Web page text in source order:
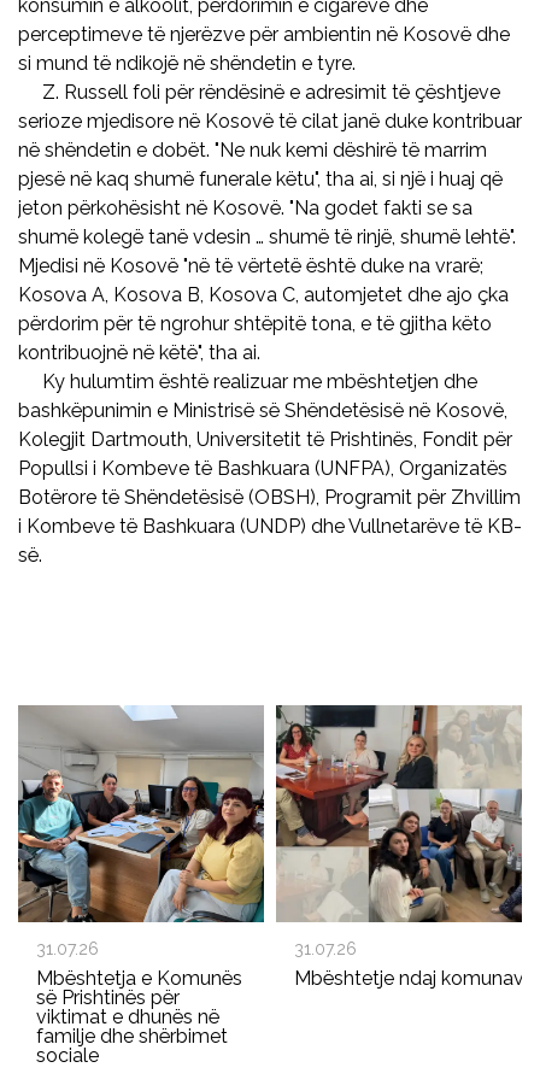
konsumin e alkoolit, përdorimin e cigareve dhe
perceptimeve të njerëzve për ambientin në Kosovë dhe
si mund të ndikojë në shëndetin e tyre.
Z. Russell foli për rëndësinë e adresimit të çështjeve
serioze mjedisore në Kosovë të cilat janë duke kontribuar
në shëndetin e dobët. "Ne nuk kemi dëshirë të marrim
pjesë në kaq shumë funerale këtu", tha ai, si një i huaj që
jeton përkohësisht në Kosovë. "Na godet fakti se sa
shumë kolegë tanë vdesin … shumë të rinjë, shumë lehtë".
Mjedisi në Kosovë "në të vërtetë është duke na vrarë;
Kosova A, Kosova B, Kosova C, automjetet dhe ajo çka
përdorim për të ngrohur shtëpitë tona, e të gjitha këto
kontribuojnë në këtë", tha ai.
Ky hulumtim është realizuar me mbështetjen dhe
bashkëpunimin e Ministrisë së Shëndetësisë në Kosovë,
Kolegjit Dartmouth, Universitetit të Prishtinës, Fondit për
Popullsi i Kombeve të Bashkuara (UNFPA), Organizatës
Botërore të Shëndetësisë (OBSH), Programit për Zhvillim
i Kombeve të Bashkuara (UNDP) dhe Vullnetarëve të KB-
së.
31.07.26
Mbështetja e Komunës
së Prishtinës për
viktimat e dhunës në
familje dhe shërbimet
sociale
31.07.26
Mbështetje ndaj